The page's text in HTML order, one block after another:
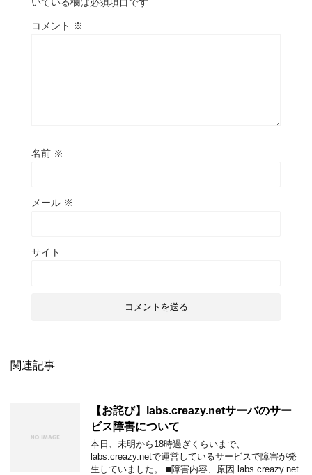
コメント ※
名前 ※
メール ※
サイト
関連記事
【お詫び】labs.creazy.netサーバのサー
ビス障害について
本日、未明から18時過ぎくらいまで、
labs.creazy.netで運営しているサービスで障害が発
生していました。 ■障害内容、原因 labs.creazy.net